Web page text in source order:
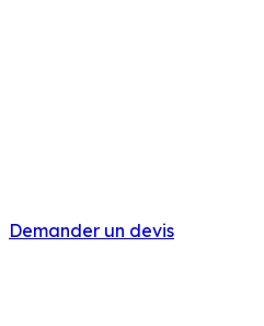
Demander un devis